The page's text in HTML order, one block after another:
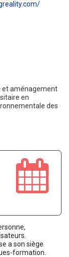
et aménagement
en
des
a son siège
formation.